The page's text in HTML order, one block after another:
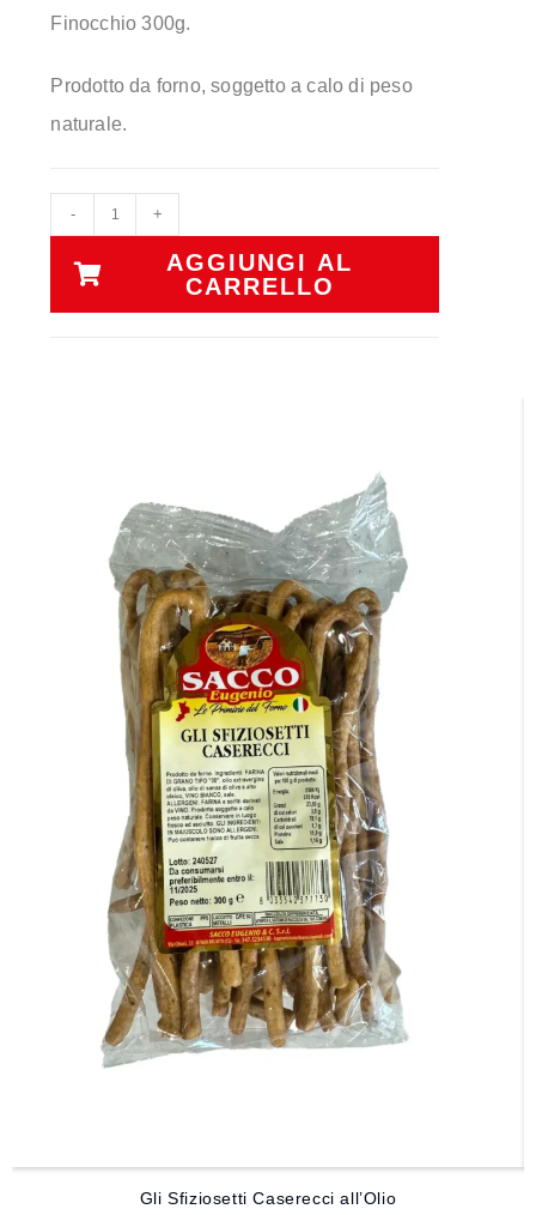
Finocchio 300g.
Prodotto da forno, soggetto a calo di peso
naturale.
- +
AGGIUNGI AL
CARRELLO
Gli Sfiziosetti Caserecci all’Olio